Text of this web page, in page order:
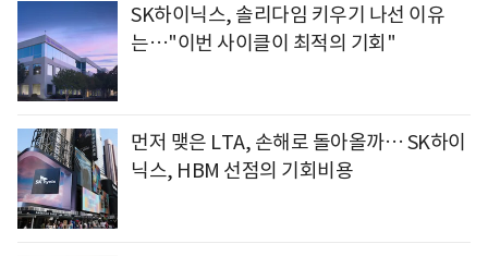
SK하이닉스, 솔리다임 키우기 나선 이유
는…"이번 사이클이 최적의 기회"
먼저 맺은 LTA, 손해로 돌아올까… SK하이
닉스, HBM 선점의 기회비용